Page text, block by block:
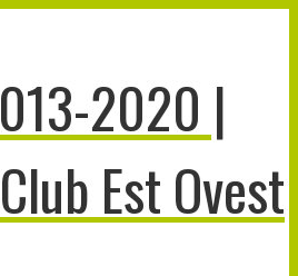
2020 |
Est Ovest